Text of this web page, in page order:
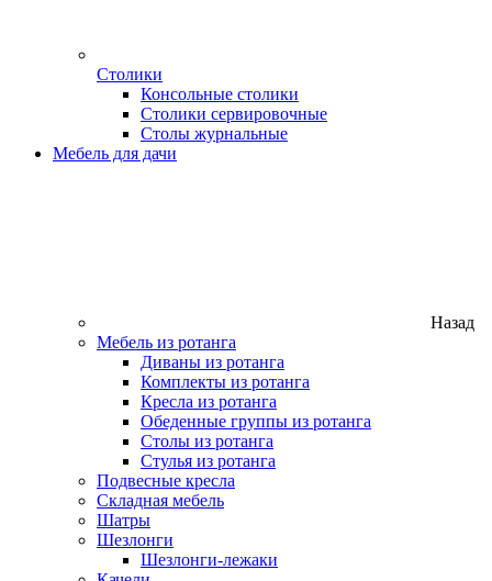
Столики
Консольные столики
Столики сервировочные
Столы журнальные
Мебель для дачи
Назад
Мебель из ротанга
Диваны из ротанга
Комплекты из ротанга
Кресла из ротанга
Обеденные группы из ротанга
Столы из ротанга
Стулья из ротанга
Подвесные кресла
Складная мебель
Шатры
Шезлонги
Шезлонги-лежаки